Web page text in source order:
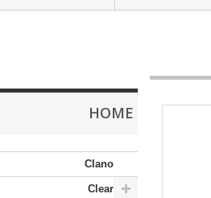
HOME
Clano
Clear